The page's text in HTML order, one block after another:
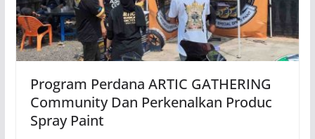
Program Perdana ARTIC GATHERING
Community Dan Perkenalkan Produc
Spray Paint